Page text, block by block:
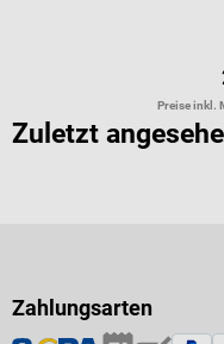
Preise inkl.
Zuletzt
Zahlungsarten